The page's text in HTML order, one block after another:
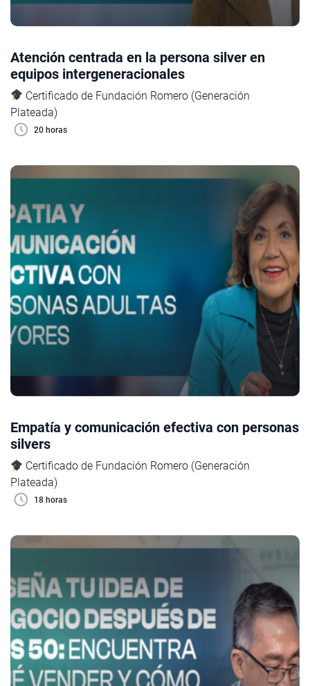
Atención centrada en la persona silver en
equipos intergeneracionales
Certificado de Fundación Romero (Generación
Plateada)
20 horas
Empatía y comunicación efectiva con personas
silvers
Certificado de Fundación Romero (Generación
Plateada)
18 horas